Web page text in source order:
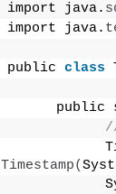
import java.
import java.
public class
public
Timestamp(